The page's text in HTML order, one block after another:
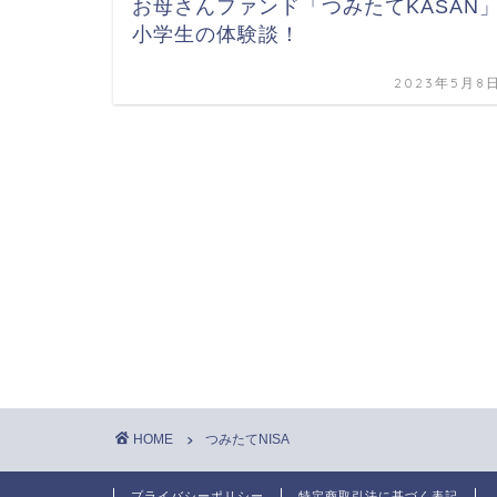
お母さんファンド「つみたてKASAN
小学生の体験談！
2023年5月8
HOME つみたてNISA